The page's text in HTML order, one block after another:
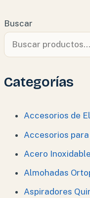
Buscar
Categorías
Accesorios de
Accesorios
Acero Inoxidable
Almohadas
Aspiradores